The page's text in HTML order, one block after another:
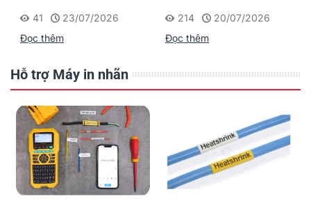
Supvan G15M Pro
41
23/07/2026
Đọc thêm
dấu một lần, tra cứu
trọn đời công trình
214
20/07/2026
Đọc thêm
Hỗ trợ Máy in nhãn